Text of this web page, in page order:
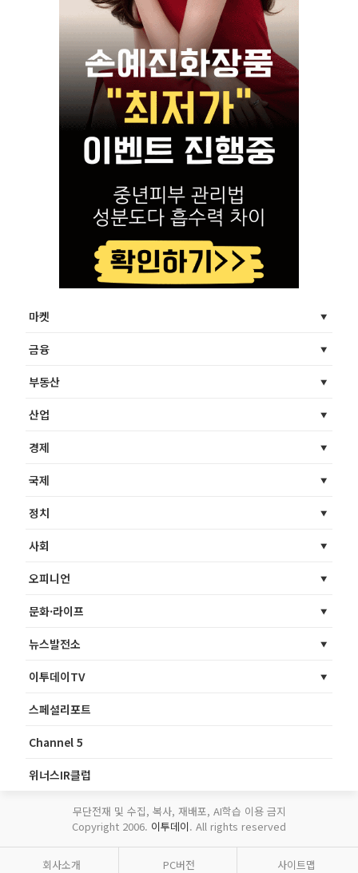
마켓
금융
부동산
산업
경제
국제
정치
사회
오피니언
문화·라이프
뉴스발전소
이투데이TV
스페셜리포트
Channel 5
위너스IR클럽
무단전재 및 수집, 복사, 재배포, AI학습 이용 금지
Copyright 2006. 이투데이. All rights reserved
회사소개 PC버전 사이트맵